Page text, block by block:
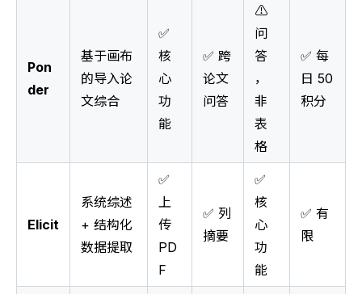
Pon
der
基于画布
的导入论
文综合
✅
核
心
功
能
✅ 跨
论文
问答
⚠️
问
答
，
非
表
格
✅ 每
日 50
积分
Elicit
系统综述
+ 结构化
数据提取
✅
上
传
PD
F
✅ 列
摘要
✅
核
心
功
能
✅ 有
限